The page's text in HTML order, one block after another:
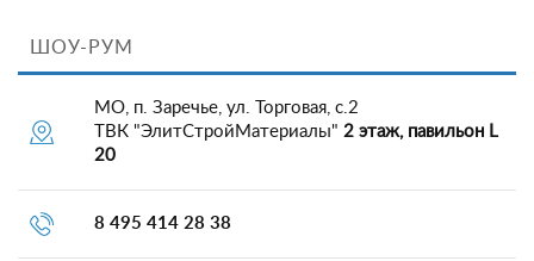
ШОУ-РУМ
МО, п. Заречье, ул. Торговая, с.2
ТВК "ЭлитСтройМатериалы" 2 этаж, павильон L
20
8 495 414 28 38